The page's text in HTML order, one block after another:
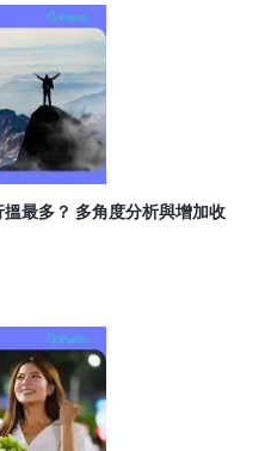
最多？ 多角度分析與增加收